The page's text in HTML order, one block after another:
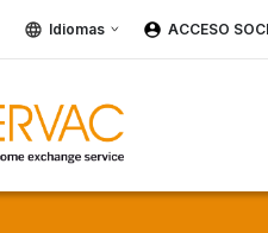
Idiomas ACCESO